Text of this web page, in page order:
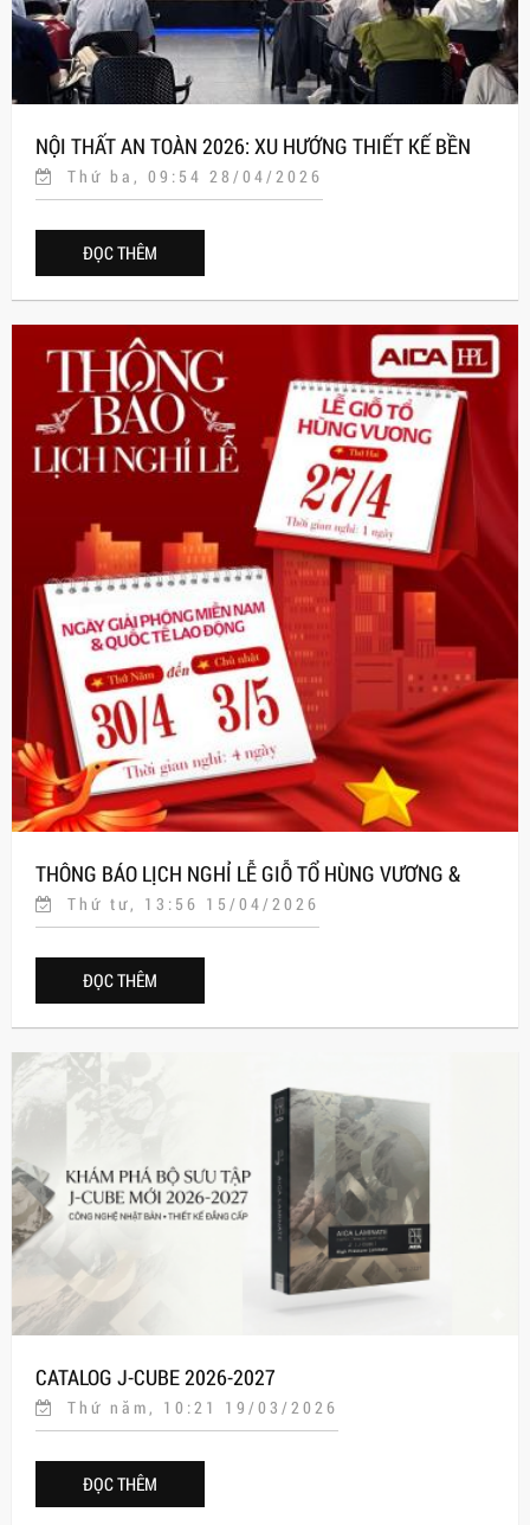
NỘI THẤT AN TOÀN 2026: XU HƯỚNG THIẾT KẾ BỀN
VỮNG TỪ AICA NHẬT BẢN
Thứ ba, 09:54 28/04/2026
ĐỌC THÊM
THÔNG BÁO LỊCH NGHỈ LỄ GIỖ TỔ HÙNG VƯƠNG &
30/04 - 01/05
Thứ tư, 13:56 15/04/2026
ĐỌC THÊM
CATALOG J-CUBE 2026-2027
Thứ năm, 10:21 19/03/2026
ĐỌC THÊM